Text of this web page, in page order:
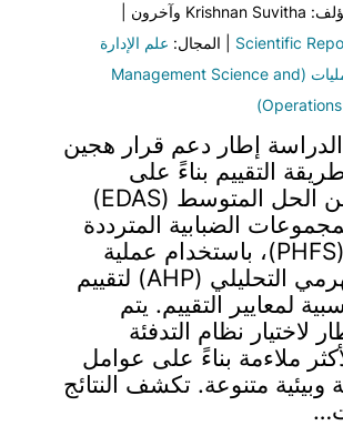
2026 | المؤلف: Krishnan Suvitha وآخرون |
Scientific | المجال: علم الإدارة
وبحوث العمليات (Management Science and
Operations
إطار دعم قرار هجين
التقييم بناءً على
المسافة من الحل المتوسط (EDAS)
الضبابية المترددة
الاحتمالية (PHFS)، باستخدام عملية
التحليل الهرمي التحليلي (AHP) لتقييم
لمعايير التقييم. يتم
لاختيار نظام التدفئة
ملاءمة بناءً على عوامل
وبيئية متنوعة. تكشف النتائج